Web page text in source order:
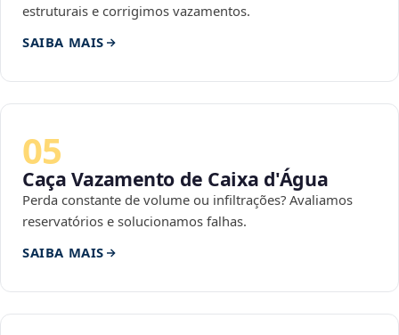
estruturais e corrigimos vazamentos.
SAIBA MAIS
05
Caça Vazamento de Caixa d'Água
Perda constante de volume ou infiltrações? Avaliamos
reservatórios e solucionamos falhas.
SAIBA MAIS